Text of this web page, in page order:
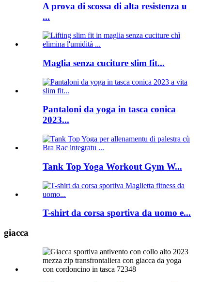
A prova di scossa di alta resistenza u
...
Maglia senza cuciture slim fit...
Pantaloni da yoga in tasca conica
2023...
Tank Top Yoga Workout Gym W...
T-shirt da corsa sportiva da uomo e...
giacca